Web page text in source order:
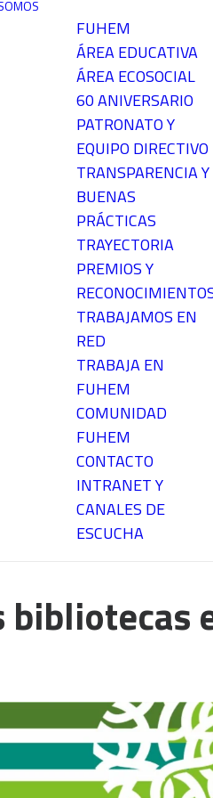
FUHEM
ÁREA EDUCATIVA
ÁREA ECOSOCIAL
60 ANIVERSARIO
PATRONATO Y
EQUIPO DIRECTIVO
TRANSPARENCIA Y
BUENAS
PRÁCTICAS
TRAYECTORIA
PREMIOS Y
TRABAJAMOS EN
RED
TRABAJA EN
FUHEM
COMUNIDAD
FUHEM
CONTACTO
INTRANET Y
CANALES DE
ESCUCHA
bibliotecas